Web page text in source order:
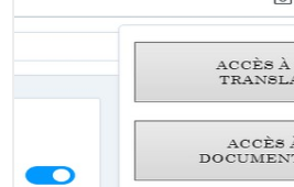
verilerinize
erişebilir.